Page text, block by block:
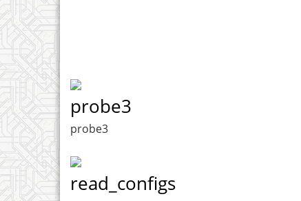
probe3
probe3
read_configs